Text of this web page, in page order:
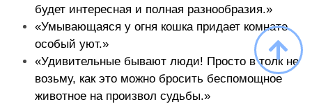
будет интересная и полная разнообразия.»
«Умывающаяся у огня кошка придает комнате
особый уют.»
«Удивительные бывают люди! Просто в толк не
возьму, как это можно бросить беспомощное
животное на произвол судьбы.»